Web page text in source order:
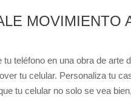
MOVIMIENTO
tu teléfono en una obra de arte
tu celular. Personaliza tu
tu celular no solo se vea